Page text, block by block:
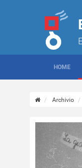
HOME
Archivio